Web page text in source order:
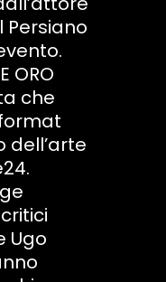
Persiano
ORO
che
dell’arte
Ugo